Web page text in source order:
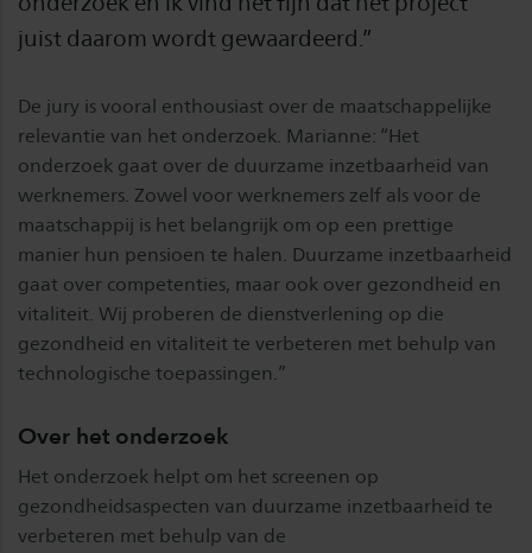
juist daarom wordt gewaardeerd.”
De jury is vooral enthousiast over de maatschappelijke
relevantie van het onderzoek. Marianne: “Het
onderzoek gaat over de duurzame inzetbaarheid van
werknemers. Zowel voor werknemers zelf als voor de
maatschappij is het belangrijk om op een prettige
manier hun pensioen te halen. Duurzame inzetbaarheid
gaat over competenties, maar ook over gezondheid en
vitaliteit. Wij proberen de dienstverlening op die
gezondheid en vitaliteit te verbeteren met behulp van
technologische toepassingen.”
Over het onderzoek
Het onderzoek helpt om het screenen op
gezondheidsaspecten van duurzame inzetbaarheid te
verbeteren met behulp van de